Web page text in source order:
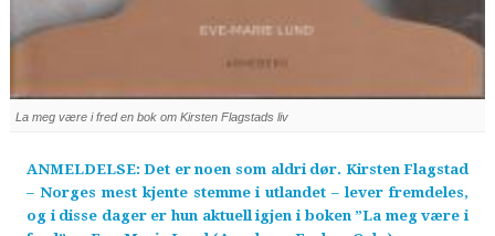
La meg være i fred en bok om Kirsten Flagstads liv
ANMELDELSE: Det er noen som aldri dør. Kirsten Flagstad
– Norges mest kjente stemme i utlandet – lever fremdeles,
og i disse dager er hun aktuell igjen i boken ”La meg være i